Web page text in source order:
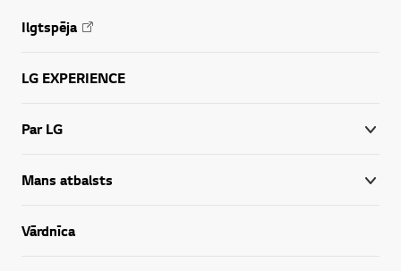
Ilgtspēja
LG EXPERIENCE
Par LG
Mans atbalsts
Vārdnīca